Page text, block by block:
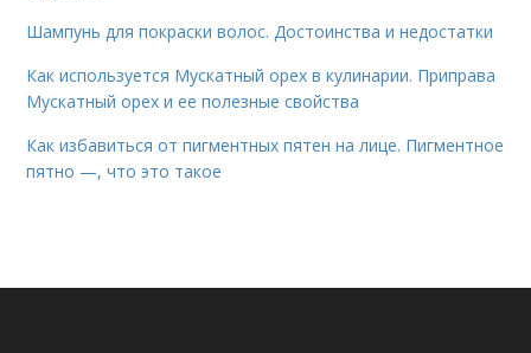
Шампунь для покраски волос. Достоинства и недостатки
Как используется Мускатный орех в кулинарии. Приправа
Мускатный орех и ее полезные свойства
Как избавиться от пигментных пятен на лице. Пигментное
пятно —, что это такое